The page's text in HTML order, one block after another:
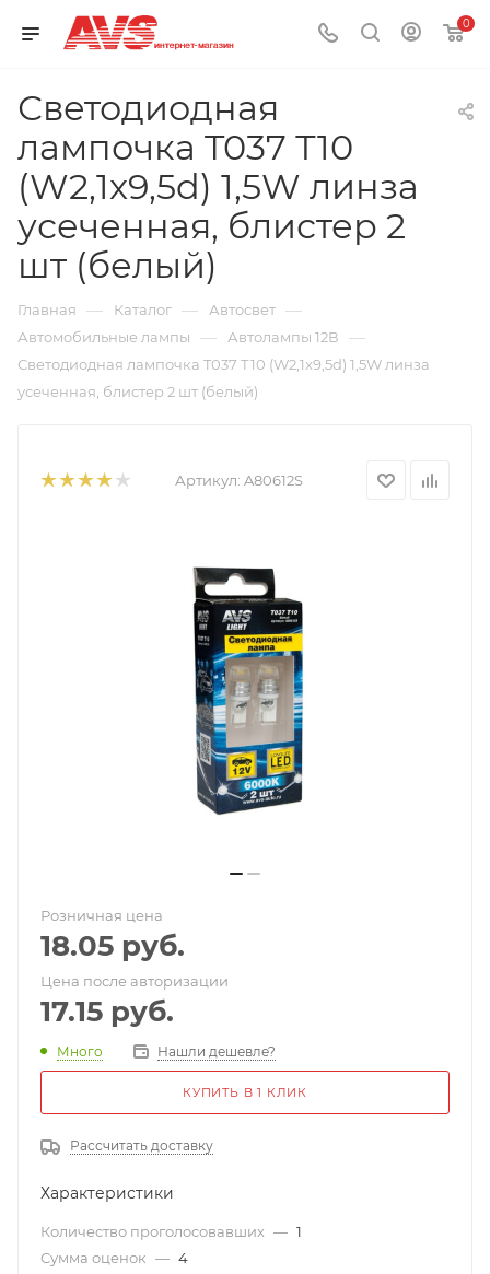
0
Светодиодная
лампочка T037 Т10
(W2,1x9,5d) 1,5W линза
усеченная, блистер 2
шт (белый)
Главная — Каталог — Автосвет —
Автомобильные лампы — Автолампы 12В —
Светодиодная лампочка T037 Т10 (W2,1x9,5d) 1,5W линза
усеченная, блистер 2 шт (белый)
Артикул: A80612S
Розничная цена
18.05 руб.
Цена после авторизации
17.15 руб.
Много Нашли дешевле?
КУПИТЬ В 1 КЛИК
Рассчитать доставку
Характеристики
Количество проголосовавших — 1
Сумма оценок — 4